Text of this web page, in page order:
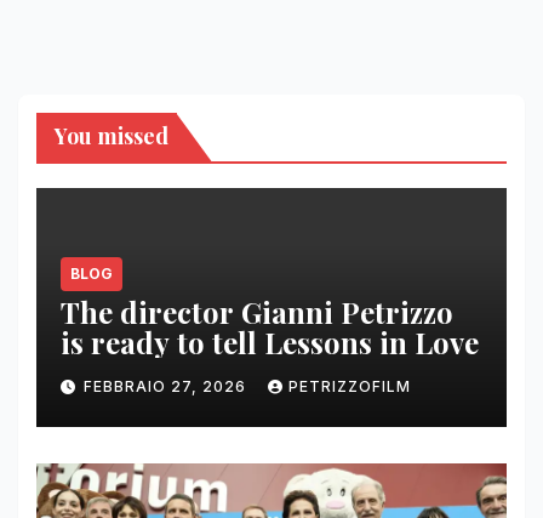
You missed
BLOG
The director Gianni Petrizzo
is ready to tell Lessons in Love
FEBBRAIO 27, 2026 PETRIZZOFILM